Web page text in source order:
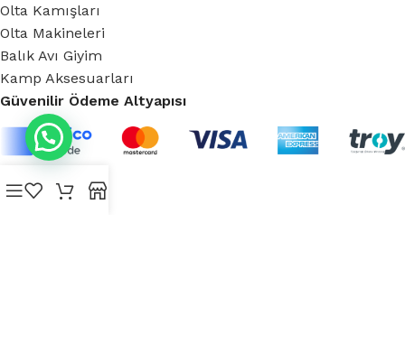
Olta Kamışları
Olta Makineleri
Balık Avı Giyim
Kamp Aksesuarları
Güvenilir Ödeme Altyapısı
Sosyal Medya: